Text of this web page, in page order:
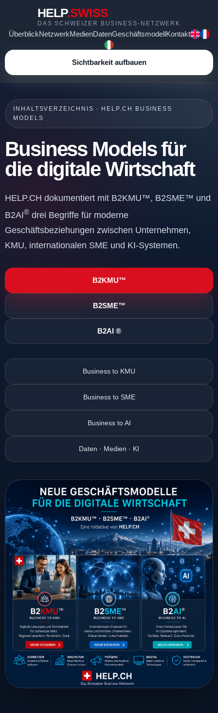
HELP.SWISS
DAS SCHWEIZER BUSINESS-NETZWERK
ÜberblickNetzwerkMedienDatenGeschäftsmodellKontakt
Sichtbarkeit aufbauen
INHALTSVERZEICHNIS · HELP.CH BUSINESS
MODELS
Business Models für
die digitale Wirtschaft
HELP.CH dokumentiert mit B2KMU™, B2SME™ und
B2AI® drei Begriffe für moderne
Geschäftsbeziehungen zwischen Unternehmen,
KMU, internationalen SME und KI-Systemen.
B2KMU™
B2SME™
B2AI ®
Business to KMU
Business to SME
Business to AI
Daten · Medien · KI